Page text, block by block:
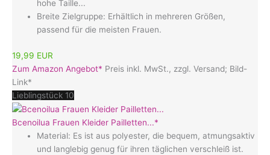
hohe Taille...
Breite Zielgruppe: Erhältlich in mehreren Größen,
passend für die meisten Frauen.
19,99 EUR
Zum Amazon Angebot* Preis inkl. MwSt., zzgl. Versand; Bild-
Link*
Lieblingstück 10
Bcenoilua Frauen Kleider Pailletten...*
Material: Es ist aus polyester, die bequem, atmungsaktiv
und langlebig genug für ihren täglichen verschleiß ist.